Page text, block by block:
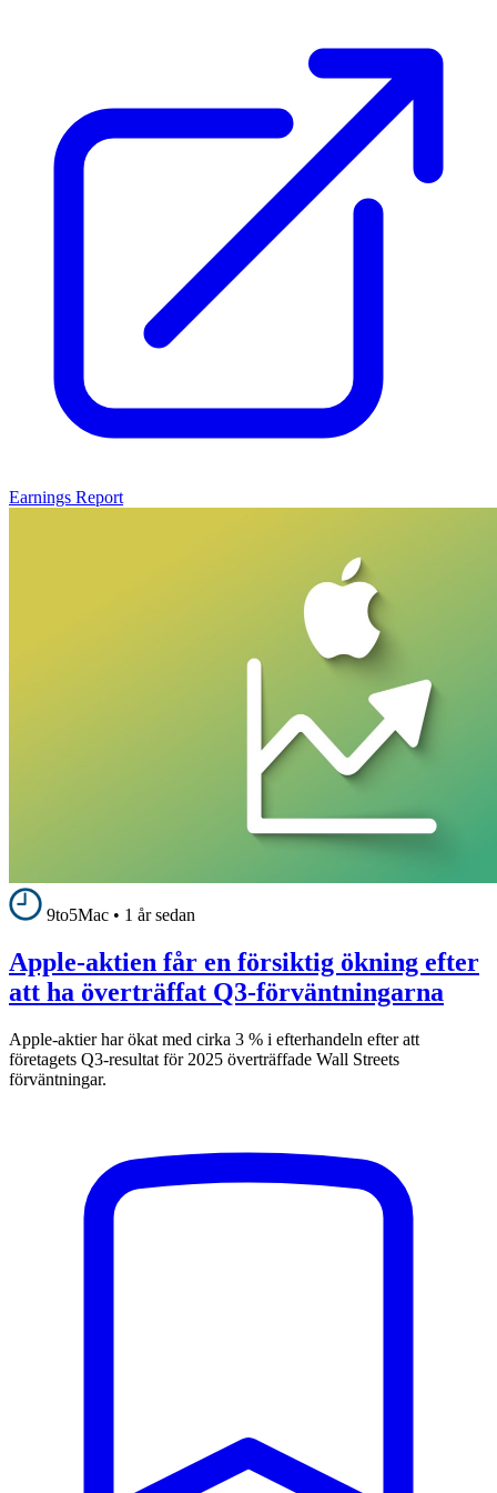
Earnings Report
9to5Mac • 1 år sedan
Apple-aktien får en försiktig ökning efter
att ha överträffat Q3-förväntningarna
Apple-aktier har ökat med cirka 3 % i efterhandeln efter att
företagets Q3-resultat för 2025 överträffade Wall Streets
förväntningar.